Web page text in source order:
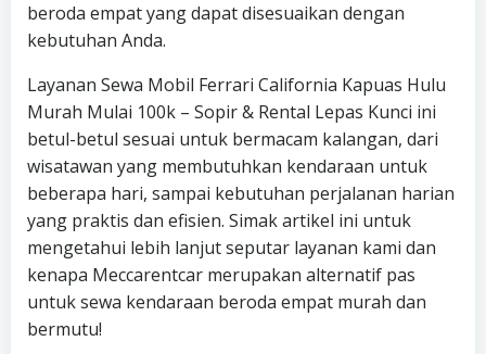
beroda empat yang dapat disesuaikan dengan
kebutuhan Anda.
Layanan Sewa Mobil Ferrari California Kapuas Hulu
Murah Mulai 100k – Sopir & Rental Lepas Kunci ini
betul-betul sesuai untuk bermacam kalangan, dari
wisatawan yang membutuhkan kendaraan untuk
beberapa hari, sampai kebutuhan perjalanan harian
yang praktis dan efisien. Simak artikel ini untuk
mengetahui lebih lanjut seputar layanan kami dan
kenapa Meccarentcar merupakan alternatif pas
untuk sewa kendaraan beroda empat murah dan
bermutu!